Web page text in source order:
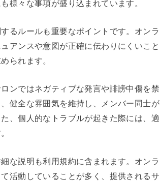
様々な事項が盛り込まれています。
るルールも重要なポイントです。オンラ
アンスや意図が正確に伝わりにくいこと
られます。
ンではネガティブな発言や誹謗中傷を禁
健全な雰囲気を維持し、メンバー同士が
、個人的なトラブルが起きた際には、適
な説明も利用規約に含まれます。オンラ
活動していることが多く、提供されるサ